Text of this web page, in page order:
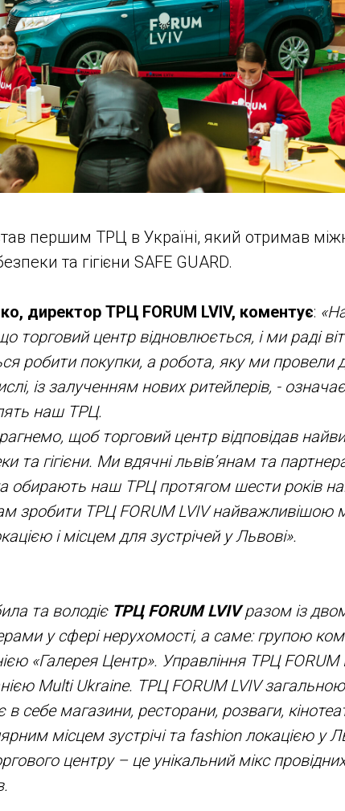
першим ТРЦ в Україні, який отримав
та гігієни SAFE GUARD.
директор ТРЦ FORUM LVIV, коментує:
торговий центр відновлюється, і ми раді
робити покупки, а робота, яку ми провели
із залученням нових ритейлерів, -
наш ТРЦ.
щоб торговий центр відповідав
та гігієни. Ми вдячні львів’янам та
обирають наш ТРЦ протягом шести років
зробити ТРЦ FORUM LVIV найважливішою
і місцем для зустрічей у Львові».
та володіє ТРЦ FORUM LVIVразом із
у сфері нерухомості, а саме: групою
«Галерея Центр». Управління ТРЦ FORUM
Multi Ukraine. ТРЦ FORUM LVIV
себе магазини, ресторани, розваги,
місцем зустрічі та fashion локацією у
центру – це унікальний мікс